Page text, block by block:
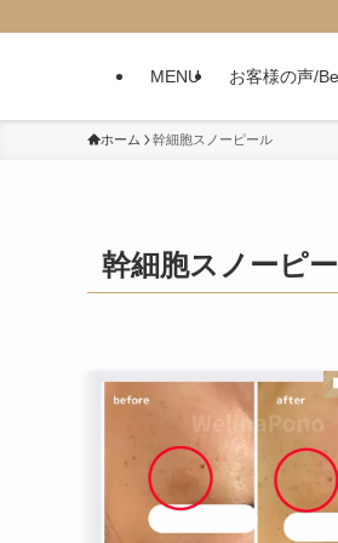
MENU お客様の声/
ホーム 幹細胞スノーピール
幹細胞スノーピ